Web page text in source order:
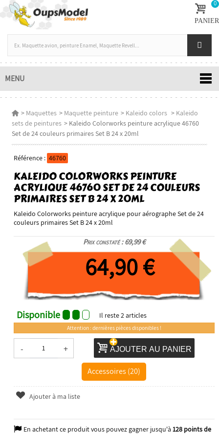
0
PANIER
MENU
> Maquettes > Maquette peinture > Kaleido colors > Kaleido
sets de peintures > Kaleido Colorworks peinture acrylique 46760
Set de 24 couleurs primaires Set B 24 x 20ml
Référence : 46760
KALEIDO COLORWORKS PEINTURE
ACRYLIQUE 46760 SET DE 24 COULEURS
PRIMAIRES SET B 24 X 20ML
Kaleido Colorworks peinture acrylique pour aérographe Set de 24
couleurs primaires Set B 24 x 20ml
Prix constaté : 69,99 €
64,90 €
Disponible Il reste2articles
Attention : dernières pièces disponibles !
- + AJOUTER AU PANIER
Accessoires (20)
Ajouter à ma liste
En achetant ce produit vous pouvez gagner jusqu'à 128points de